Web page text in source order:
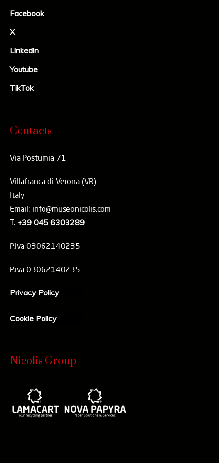
Facebook
X
Linkedin
Youtube
TikTok
Contacts
Via Postumia 71
Villafranca di Verona (VR)
Italy
Email: info@museonicolis.com
T. +39 045 6303289
P.iva 03062140235
P.iva 03062140235
Privacy Policy
Cookie Policy
Nicolis Group